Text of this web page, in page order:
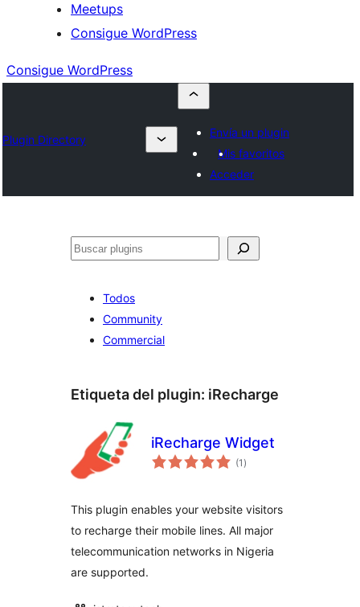
Meetups
Consigue WordPress
Consigue WordPress
Plugin Directory
Envía un plugin
Mis favoritos
Acceder
Buscar
Todos
Community
Commercial
Etiqueta del plugin: iRecharge
iRecharge Widget
(1 total
de
)
This plugin enables your website visitors
to recharge their mobile lines. All major
telecommunication networks in Nigeria
are supported.